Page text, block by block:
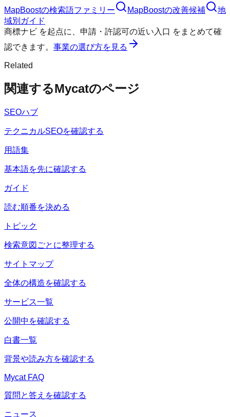
MapBoostの検索語ファミリー MapBoostの改善候補
地
域別ガイド
商標ナビ を起点に、 申請・許認可の近い入口 をまとめて確
認できます。 事業の選び方を見る
Related
関連するMycatのページ
SEOハブ
テクニカルSEOを確認する
用語集
基本語を先に確認する
ガイド
読む順番を決める
トピック
検索意図ごとに整理する
サイトマップ
全体の構造を確認する
サービス一覧
公開中を確認する
白書一覧
背景や読み方を確認する
Mycat FAQ
質問と答えを確認する
ニュース